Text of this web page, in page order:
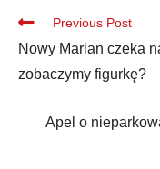
Previous Post
Nowy Marian czeka
zobaczymy figurkę?
Apel o